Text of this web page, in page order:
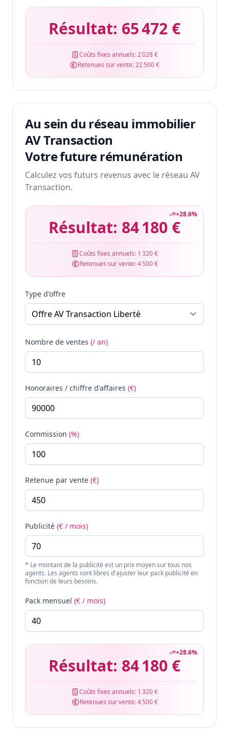
Résultat: 65 472 €
Coûts fixes annuels:2 028 €
Retenues sur vente:22 500 €
Au sein du réseau immobilier
AV Transaction
Votre future rémunération
Calculez vos futurs revenus avec le réseau AV
Transaction.
+28.6%
Résultat: 84 180 €
Coûts fixes annuels: 1 320 €
Retenues sur vente:4 500 €
Type d'offre
Nombre de ventes (/ an)
Honoraires / chiffre d'affaires (€)
Commission (%)
Retenue par vente (€)
Publicité (€ / mois)
* Le montant de la publicité est un prix moyen sur tous nos
agents. Les agents sont libres d'ajuster leur pack publicité en
fonction de leurs besoins.
Pack mensuel (€ / mois)
+28.6%
Résultat: 84 180 €
Coûts fixes annuels: 1 320 €
Retenues sur vente:4 500 €